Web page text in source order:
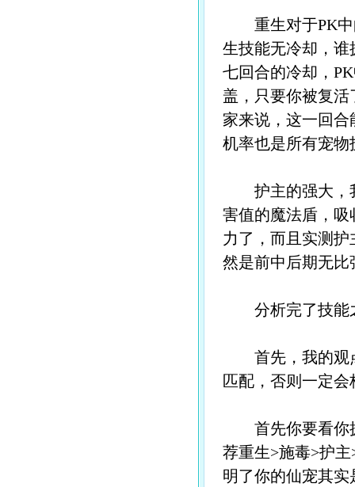
重生对于PK中
生技能无冷却，
七回合的冷却，
盖，只要你被复
家来说，这一回
机率也是所有宠
护主的强大，我
害值的魔法盾，吸
力了，而且实测
然是前中后期无
分析完了技能之
首先，我的观点
匹配，否则一定会
首先你要看你拥
荐重生>施毒>护
明了你的仙宠其